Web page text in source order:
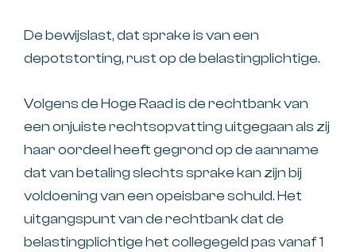
De bewijslast, dat sprake is van een
depotstorting, rust op de belastingplichtige.
Volgens de Hoge Raad is de rechtbank van
een onjuiste rechtsopvatting uitgegaan als zij
haar oordeel heeft gegrond op de aanname
dat van betaling slechts sprake kan zijn bij
voldoening van een opeisbare schuld. Het
uitgangspunt van de rechtbank dat de
belastingplichtige het collegegeld pas vanaf 1